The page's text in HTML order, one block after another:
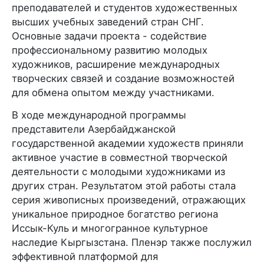
преподавателей и студентов художественных
высших учебных заведений стран СНГ.
Основные задачи проекта - содействие
профессиональному развитию молодых
художников, расширение международных
творческих связей и создание возможностей
для обмена опытом между участниками.
В ходе международной программы
представители Азербайджанской
государственной академии художеств приняли
активное участие в совместной творческой
деятельности с молодыми художниками из
других стран. Результатом этой работы стала
серия живописных произведений, отражающих
уникальное природное богатство региона
Иссык-Куль и многогранное культурное
наследие Кыргызстана. Пленэр также послужил
эффективной платформой для